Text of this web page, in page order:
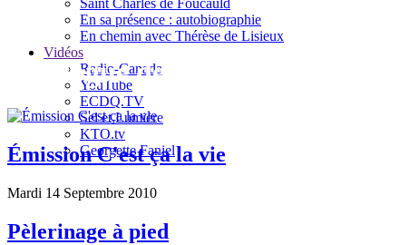
Saint Charles de Foucauld
En sa présence : autobiographie
En chemin avec Thérèse de Lisieux
Vidéos
Radio-Canada
YouTube
ECDQ.TV
Sel et Lumière
KTO.tv
Georgette Faniel
Le blogue de Jacques Gauthier
Émission C'est ça la vie
Mardi 14 Septembre 2010
Pèlerinage à pied